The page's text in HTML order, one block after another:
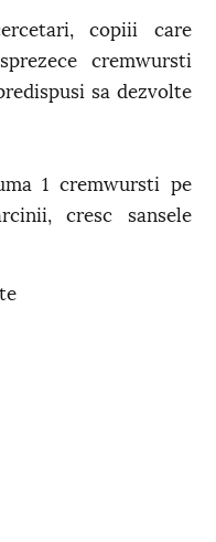
copiii care
cremwursti
sa dezvolte
1 cremwursti pe
cresc sansele